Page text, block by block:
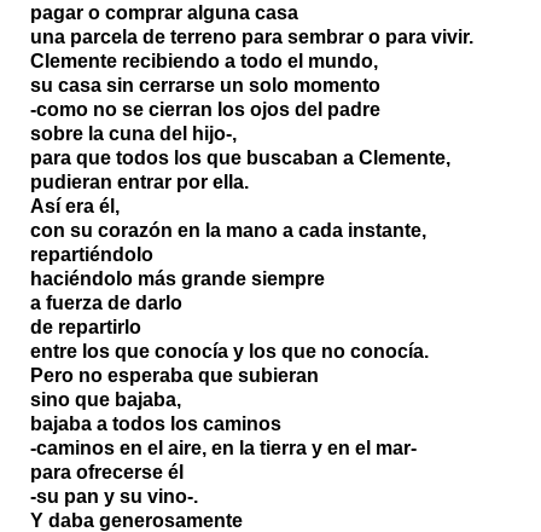
pagar o comprar alguna casa
una parcela de terreno para sembrar o para vivir.
Clemente recibiendo a todo el mundo,
su casa sin cerrarse un solo momento
-como no se cierran los ojos del padre
sobre la cuna del hijo-,
para que todos los que buscaban a Clemente,
pudieran entrar por ella.
Así era él,
con su corazón en la mano a cada instante,
repartiéndolo
haciéndolo más grande siempre
a fuerza de darlo
de repartirlo
entre los que conocía y los que no conocía.
Pero no esperaba que subieran
sino que bajaba,
bajaba a todos los caminos
-caminos en el aire, en la tierra y en el mar-
para ofrecerse él
-su pan y su vino-.
Y daba generosamente